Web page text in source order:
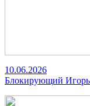
10.06.2026
Блокирующий Игорь